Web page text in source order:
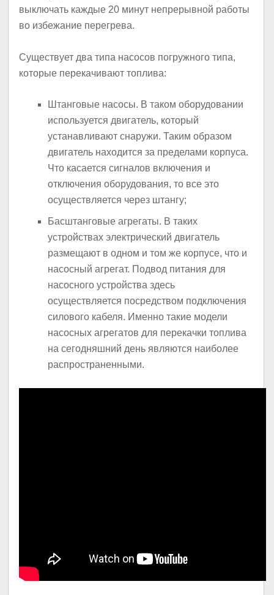
выключать каждые 20 минут непрерывной работы
во избежание перегрева.
Существует два типа насосов погружного типа,
которые перекачивают топлива:
Штанговые насосы. В таком оборудовании
используется двигатель, который
устанавливают снаружи. Таким образом
двигатель находится за пределами корпуса.
Что касается сигналов включения и
отключения оборудования, то все это
осуществляется через штангу;
Басштанговые агрегаты. В таких
устройствах электрический двигатель
размещают в одном и том же корпусе, что и
насосный агрегат. Подвод питания для
насосного устройства здесь
осуществляется посредством подключения
силового кабеля. Именно такие модели
насосных агрегатов для перекачки топлива
на сегодняшний день являются наиболее
распространенными.